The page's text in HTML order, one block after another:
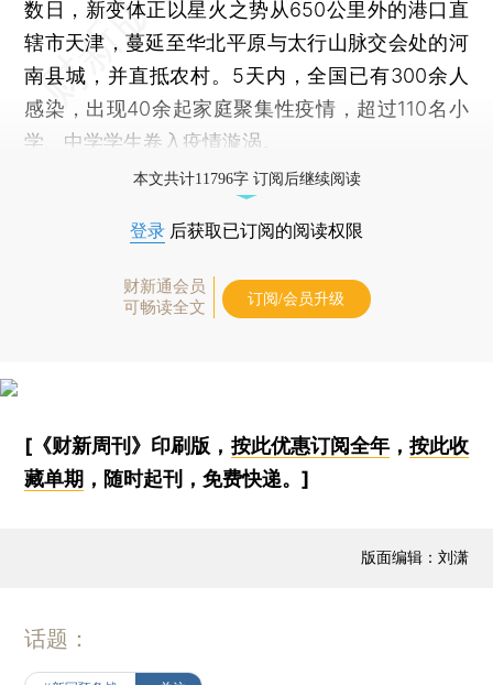
数日，新变体正以星火之势从650公里外的港口直
辖市天津，蔓延至华北平原与太行山脉交会处的河
南县城，并直抵农村。5天内，全国已有300余人
感染，出现40余起家庭聚集性疫情，超过110名小
学、中学学生卷入疫情漩涡。
本文共计11796字 订阅后继续阅读
登录 后获取已订阅的阅读权限
财新通会员
可畅读全文
订阅/会员升级
[《财新周刊》印刷版， 按此优惠订阅全年， 按此收
藏单期 ，随时起刊，免费快递。]
版面编辑：刘潇
话题：